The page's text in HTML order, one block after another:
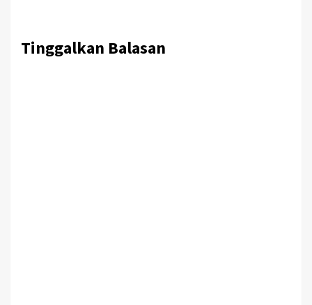
Tinggalkan Balasan